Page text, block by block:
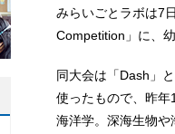
みらいごとラボは7
Competition」に、
同大会は「Dash」
使ったもので、昨
海洋学。深海生物